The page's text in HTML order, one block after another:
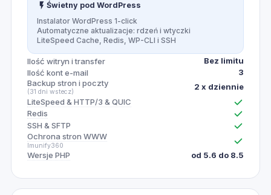
Świetny pod WordPress
Instalator WordPress 1-click
Automatyczne aktualizacje: rdzeń i wtyczki
LiteSpeed Cache, Redis, WP-CLI i SSH
Ilość witryn i transfer
Bez limitu
Ilość kont e-mail
3
Backup stron i poczty
(31 dni wstecz)
2 x dziennie
LiteSpeed & HTTP/3 & QUIC
Redis
SSH & SFTP
Ochrona stron WWW
Imunify360
Wersje PHP od 5.6 do 8.5